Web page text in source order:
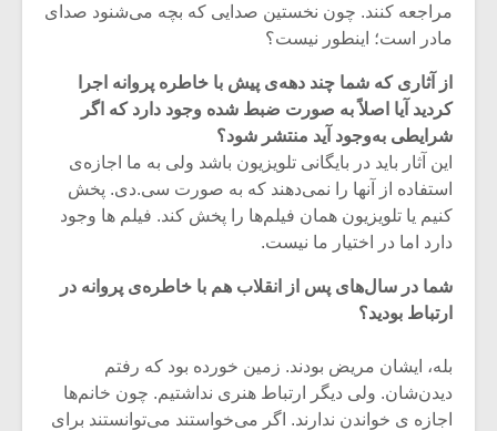
مراجعه کنند. چون نخستین صدایی که بچه می‌شنود صدای
مادر است؛ اینطور نیست؟
از آثاری که شما چند دهه‌ی پیش با خاطره پروانه اجرا
کردید آیا اصلاً به صورت ضبط شده وجود دارد که اگر
شرایطی به‌وجود آید منتشر شود؟
این آثار باید در بایگانی تلویزیون باشد ولی به ما اجازه‌ی
استفاده از آنها را نمی‌دهند که به صورت سی.دی. پخش
کنیم یا تلویزیون همان فیلم‌ها را پخش کند. فیلم ها وجود
دارد اما در اختیار ما نیست.
شما در سال‌های پس از انقلاب هم با خاطره‌ی پروانه در
ارتباط بودید؟
بله، ایشان مریض بودند. زمین خورده بود که رفتم
دیدن‌شان. ولی دیگر ارتباط هنری نداشتیم. چون خانم‌ها
اجازه ی خواندن ندارند. اگر می‌خواستند می‌توانستند برای